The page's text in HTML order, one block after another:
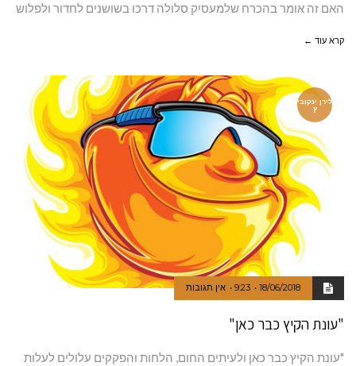
האם זה אומר בהכרח שלמעסיק סלולה דרכו בשושנים לחדור ולפלוש
קרא עוד ←
לירן ינקובי
ץ
18/06/2018
9:23 אין תגובות
"עונת הקיץ כבר כאן"
"עונת הקיץ כבר כאן ולעיתים החום, הלחות והפקקים עלולים לעלות